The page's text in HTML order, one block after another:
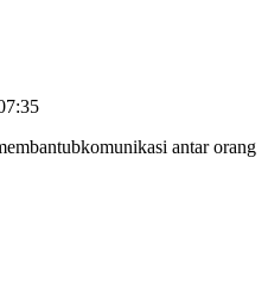
antar orang